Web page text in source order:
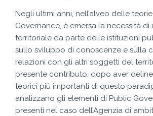
Negli ultimi anni, nell’alveo delle
Governance, è emersa la necessità di
territoriale da parte delle istituzioni
sullo sviluppo di conoscenze e sulla
relazioni con gli altri soggetti del
presente contributo, dopo aver
teorici più importanti di questo
analizzano gli elementi di Public
presenti nel caso dell’Agenzia di